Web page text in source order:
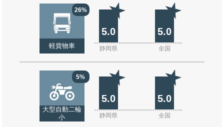
26%
軽貨物車
5.0 5.0
静岡県 全国
5%
大型自動二輪
小
5.0 5.0
静岡県 全国